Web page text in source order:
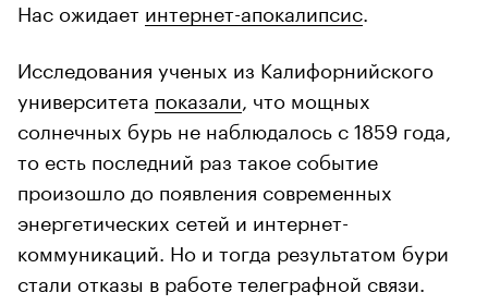
Нас ожидает интернет-апокалипсис
Исследования ученых из Калифорнийского
университета показали , что мощных
солнечных бурь не наблюдалось с 1859 года,
то есть последний раз такое событие
произошло до появления современных
энергетических сетей и интернет-
коммуникаций. Но и тогда результатом бури
стали отказы в работе телеграфной связи.